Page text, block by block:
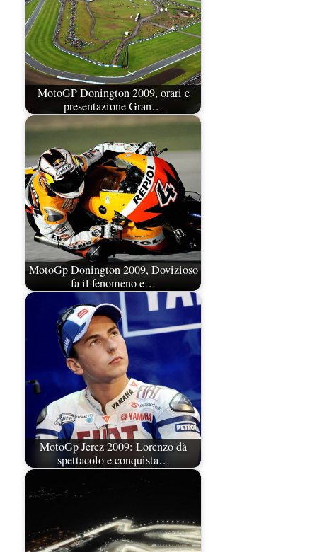
MotoGP Donington 2009, orari e
presentazione Gran…
MotoGp Donington 2009, Dovizioso
fa il fenomeno e…
MotoGp Jerez 2009: Lorenzo dà
spettacolo e conquista…